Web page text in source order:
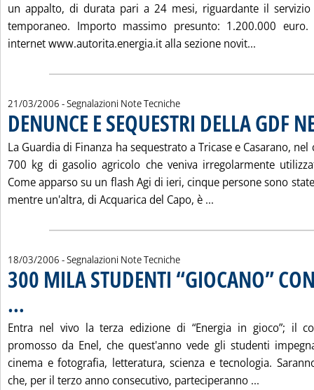
un appalto, di durata pari a 24 mesi, riguardante il
temporaneo. Importo massimo presunto: 1.200.000
internet www.autorita.energia.it alla sezione novit...
21/03/2006 - Segnalazioni Note Tecniche
DENUNCE E SEQUESTRI DELLA GDF
La Guardia di Finanza ha sequestrato a Tricase e Casarano,
700 kg di gasolio agricolo che veniva irregolarmente
Come apparso su un flash Agi di ieri, cinque persone sono
mentre un'altra, di Acquarica del Capo, è ...
18/03/2006 - Segnalazioni Note Tecniche
300 MILA STUDENTI “GIOCANO”
…
Entra nel vivo la terza edizione di “Energia in gioco”; il
promosso da Enel, che quest'anno vede gli studenti
cinema e fotografia, letteratura, scienza e tecnologia.
che, per il terzo anno consecutivo, parteciperanno ...